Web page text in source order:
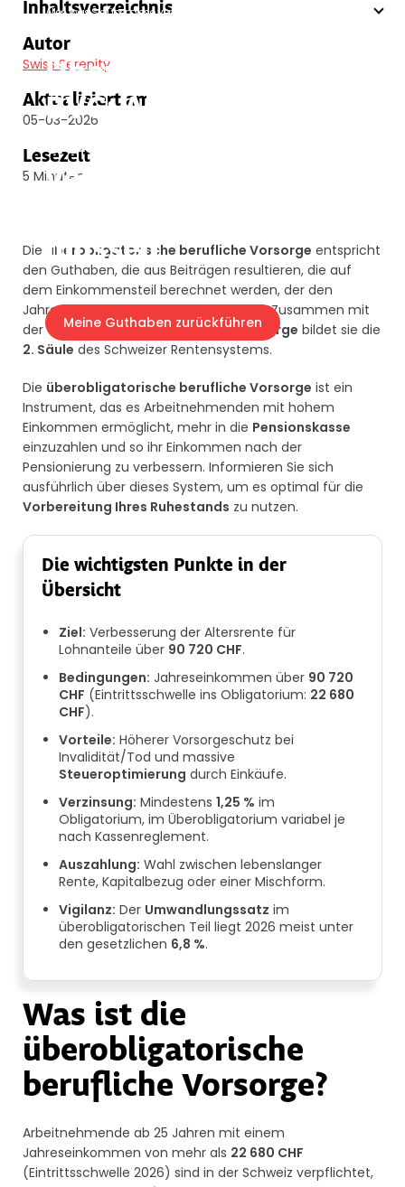
Alles, was Sie über diese verbesserte Vorsorge wissen müssen
Überobligatorisches
BVG: Alles, was Sie
über diese
verbesserte
müssen
Meine Guthaben zurückführen
Inhaltsverzeichnis
Autor
Swiss Serenity
Aktualisiert am
05-03-2026
Lesezeit
5 Minuten
Die überobligatorische berufliche Vorsorge entspricht
den Guthaben, die aus Beiträgen resultieren, die auf
dem Einkommensteil berechnet werden, der den
Jahreslohn von90 720 CHFübersteigt. Zusammen mit
derobligatorischen beruflichen Vorsorge bildet sie die
2. Säule des Schweizer Rentensystems.
Die überobligatorische berufliche Vorsorge ist ein
Instrument, das es Arbeitnehmenden mit hohem
Einkommen ermöglicht, mehr in die Pensionskasse
einzuzahlen und so ihr Einkommen nach der
Pensionierung zu verbessern. Informieren Sie sich
ausführlich über dieses System, um es optimal für die
Vorbereitung Ihres Ruhestands zu nutzen.
Die wichtigsten Punkte in der
Übersicht
Ziel: Verbesserung der Altersrente für
Lohnanteile über 90 720 CHF.
Bedingungen: Jahreseinkommen über 90 720
CHF (Eintrittsschwelle ins Obligatorium: 22 680
CHF).
Vorteile: Höherer Vorsorgeschutz bei
Invalidität/Tod und massive
Steueroptimierung durch Einkäufe.
Verzinsung: Mindestens1,25 % im
Obligatorium, im Überobligatorium variabel je
nach Kassenreglement.
Auszahlung: Wahl zwischen lebenslanger
Rente, Kapitalbezug oder einer Mischform.
Vigilanz: Der Umwandlungssatz im
überobligatorischen Teil liegt 2026 meist unter
den gesetzlichen 6,8 %.
Was ist die
überobligatorische
berufliche Vorsorge?
Arbeitnehmende ab 25 Jahren mit einem
Jahreseinkommen von mehr als 22 680 CHF
(Eintrittsschwelle 2026) sind in der Schweiz verpflichtet,